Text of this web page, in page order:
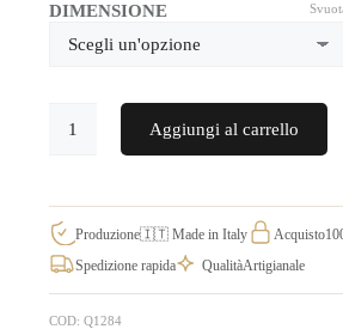
DIMENSIONE
shabby
chic
quadro
astratto
moderno
Q1284
Aggiungi al carrello
Produzione🇮🇹 Made in Italy Acquisto
Spedizione rapida
QualitàArtigianale
COD: Q1284